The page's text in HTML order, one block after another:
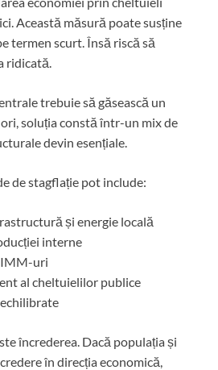
Această măsură poate susține
termen scurt. Însă riscă să
ridicată.
trebuie să găsească un
soluția constă într-un mix de
devin esențiale.
de stagflație pot include:
și energie locală
interne
uri
al cheltuielilor publice
încrederea. Dacă populația și
în direcția economică,